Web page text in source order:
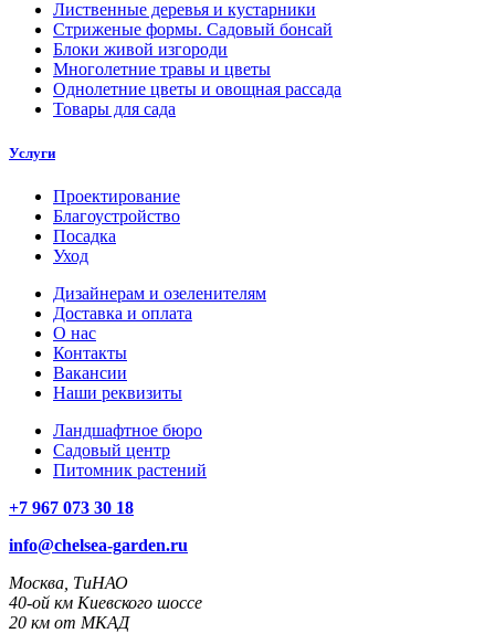
Лиственные деревья и кустарники
Стриженые формы. Садовый бонсай
Блоки живой изгороди
Многолетние травы и цветы
Однолетние цветы и овощная рассада
Товары для сада
Услуги
Проектирование
Благоустройство
Посадка
Уход
Дизайнерам и озеленителям
Доставка и оплата
О нас
Контакты
Вакансии
Наши реквизиты
Ландшафтное бюро
Садовый центр
Питомник растений
+7 967 073 30 18
info@chelsea-garden.ru
Москва, ТиНАО
40-ой км Киевского шоссе
20 км от МКАД